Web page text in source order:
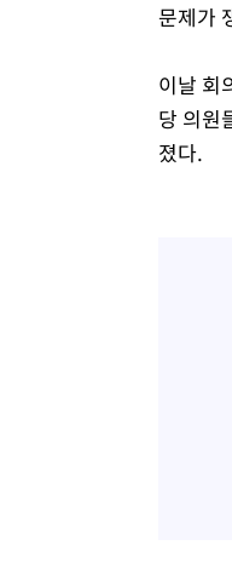
문제가
이날 회
당 의원
졌다.